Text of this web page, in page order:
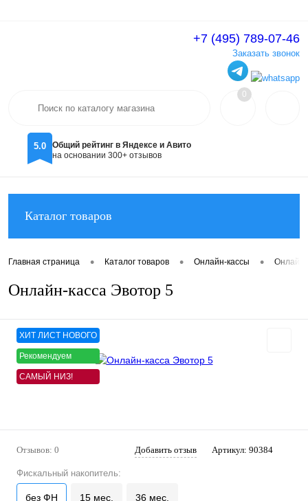
Регистрация
+7 (495) 789-07-46
Заказать звонок
5.0
Общий рейтинг в Яндексе и Авито
на основании 300+ отзывов
0
Каталог товаров
Главная страница • Каталог товаров • Онлайн-кассы • Онлайн-
Онлайн-касса Эвотор 5
ХИТ ЛИСТ НОВОГО
Рекомендуем
САМЫЙ НИЗ!
Отзывов: 0 Добавить отзыв Артикул: 90384
Фискальный накопитель:
без ФН 15 мес. 36 мес.